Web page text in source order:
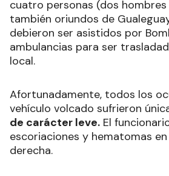
cuatro personas (dos
también oriundos de
debieron ser asistidos por
ambulancias para ser
local.
Afortunadamente, todos los
vehículo volcado sufrieron
de carácter leve. El
escoriaciones y hematomas
derecha.